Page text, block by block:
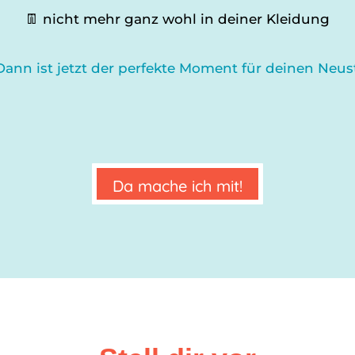
👖 nicht mehr ganz wohl in deiner Kleidung
ist jetzt der perfekte Moment für deinen
Da mache ich mit!